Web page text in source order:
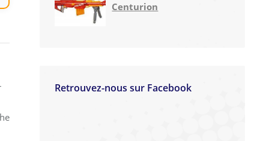
Centurion
Retrouvez-nous sur Facebook